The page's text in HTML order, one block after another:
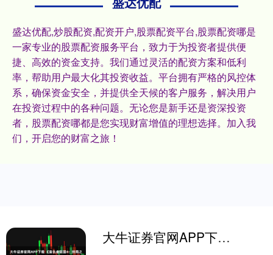
盛达优配,炒股配资,配资开户,股票配资平台,股票配资哪是
一家专业的股票配资服务平台，致力于为投资者提供便
捷、高效的资金支持。我们通过灵活的配资方案和低利
率，帮助用户最大化其投资收益。平台拥有严格的风控体
系，确保资金安全，并提供全天候的客户服务，解决用户
在投资过程中的各种问题。无论您是新手还是资深投资
者，股票配资哪都是您实现财富增值的理想选择。加入我
们，开启您的财富之旅！
大牛证券官网APP下载 《复仇者联盟4：终局之战》重映版细节曝光，多7分钟剧情